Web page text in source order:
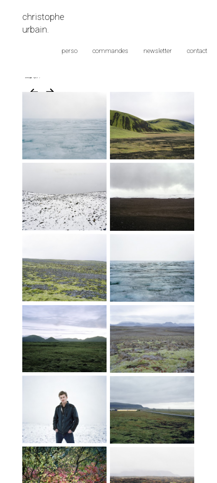
christophe
urbain.
perso commandes newsletter contact
Mar 07 /